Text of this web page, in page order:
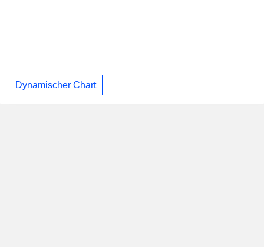
Dynamischer Chart